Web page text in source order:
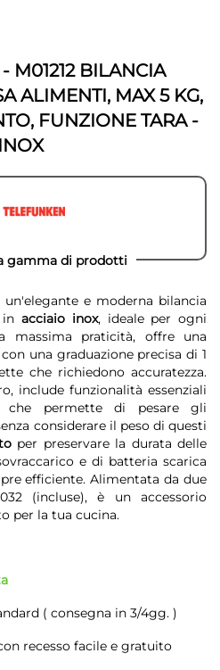
M01212 BILANCIA
ALIMENTI, MAX 5 KG,
FUNZIONE TARA -
INOX
gamma di prodotti
un'elegante e moderna bilancia
acciaio inox, ideale per ogni
massima praticità, offre una
con una graduazione precisa di 1
che richiedono accuratezza.
include funzionalità essenziali
che permette di pesare gli
considerare il peso di questi
per preservare la durata delle
e di batteria scarica
efficiente. Alimentata da due
(incluse), è un accessorio
per la tua cucina.
( consegna in 3/4gg. )
recesso facile e gratuito